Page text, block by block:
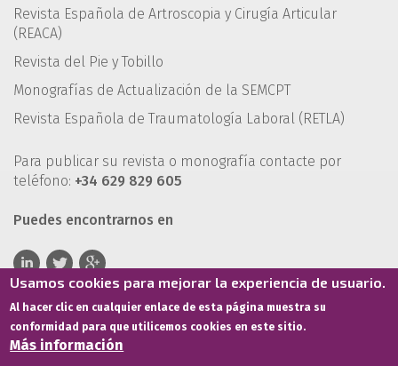
Revista Española de Artroscopia y Cirugía Articular
(REACA)
Revista del Pie y Tobillo
Monografías de Actualización de la SEMCPT
Revista Española de Traumatología Laboral (RETLA)
Para publicar su revista o monografía contacte por
teléfono: +34 629 829 605
Puedes encontrarnos en
Usamos cookies para mejorar la experiencia de usuario.
Al hacer clic en cualquier enlace de esta página muestra su
conformidad para que utilicemos cookies en este sitio.
Más información